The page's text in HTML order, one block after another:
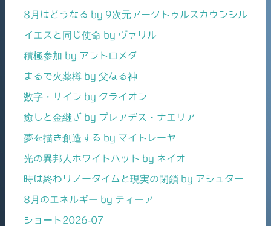
8月はどうなる by 9次元アークトゥルスカウンシル
イエスと同じ使命 by ヴァリル
積極参加 by アンドロメダ
まるで火薬樽 by 父なる神
数字・サイン by クライオン
癒しと金継ぎ by プレアデス・ナエリア
夢を描き創造する by マイトレーヤ
光の異邦人ホワイトハット by ネイオ
時は終わりノータイムと現実の閉鎖 by アシュター
8月のエネルギー by ティーア
ショート2026-07